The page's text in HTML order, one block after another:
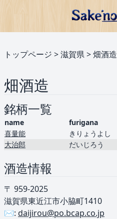
トップページ >滋賀県>畑酒造
畑酒造
銘柄一覧
name
furigana
喜量能
きりょうよし
大治郎
だいじろう
酒造情報
〒 959-2025
滋賀県東近江市小脇町1410
✉️: daijirou@po.bcap.co.jp